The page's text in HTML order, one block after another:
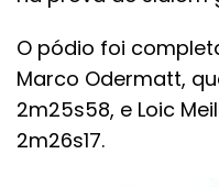
O pódio foi
Marco Odermatt,
2m25s58, e Loic
2m26s17.